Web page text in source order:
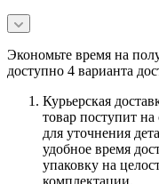
Экономьте время на
доступно 4 варианта
Курьерская
товар поступит на
для уточнения
удобное время
упаковку на
комплектации.